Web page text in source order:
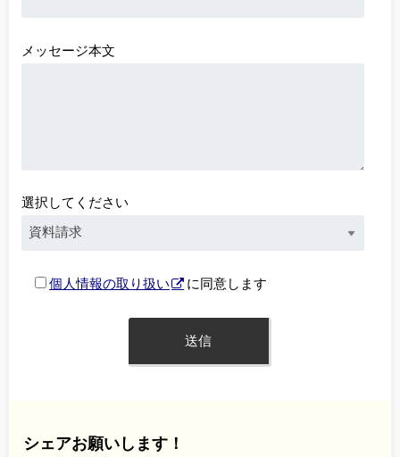
メッセージ本文
選択してください
個人情報の取り扱い に同意します
シェアお願いします！